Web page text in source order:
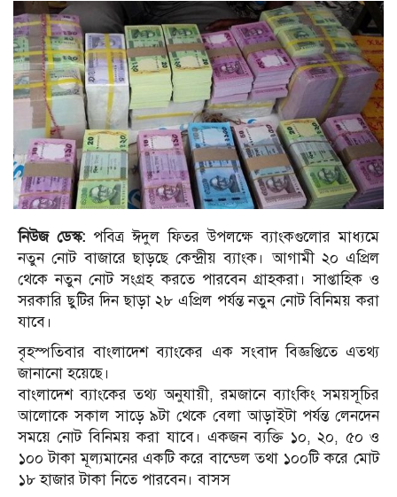
নিউজ ডেস্ক: পবিত্র ঈদুল ফিতর উপলক্ষে ব্যাংকগুলোর মাধ্যমে
নতুন নোট বাজারে ছাড়ছে কেন্দ্রীয় ব্যাংক। আগামী ২০ এপ্রিল
থেকে নতুন নোট সংগ্রহ করতে পারবেন গ্রাহকরা। সাপ্তাহিক ও
সরকারি ছুটির দিন ছাড়া ২৮ এপ্রিল পর্যন্ত নতুন নোট বিনিময় করা
যাবে।
বৃহস্পতিবার বাংলাদেশ ব্যাংকের এক সংবাদ বিজ্ঞপ্তিতে এতথ্য
জানানো হয়েছে।
বাংলাদেশ ব্যাংকের তথ্য অনুযায়ী, রমজানে ব্যাংকিং সময়সূচির
আলোকে সকাল সাড়ে ৯টা থেকে বেলা আড়াইটা পর্যন্ত লেনদেন
সময়ে নোট বিনিময় করা যাবে। একজন ব্যক্তি ১০, ২০, ৫০ ও
১০০ টাকা মূল্যমানের একটি করে বান্ডেল তথা ১০০টি করে মোট
১৮ হাজার টাকা নিতে পারবেন। বাসস